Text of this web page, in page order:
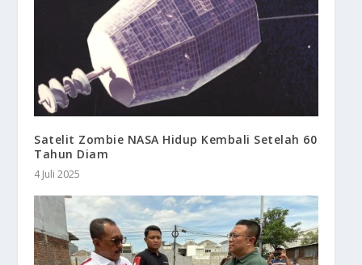
Satelit Zombie NASA Hidup Kembali Setelah 60
Tahun Diam
4 Juli 2025